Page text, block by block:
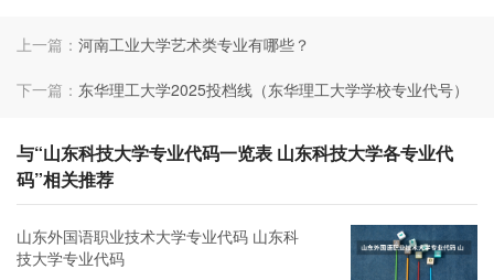
上一篇： 河南工业大学艺术类专业有哪些？
下一篇： 东华理工大学2025投档线（东华理工大学学校专业代号）
与“山东科技大学专业代码一览表 山东科技大学各专业代
码”相关推荐
山东外国语职业技术大学专业代码 山东科
技大学专业代码